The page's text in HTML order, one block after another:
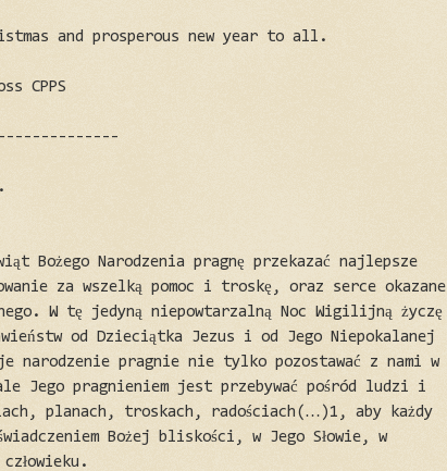
and prosperous new year to all.
CPPS
Bożego Narodzenia pragnę przekazać najlepsze
za wszelką pomoc i troskę, oraz serce okazane
W tę jedyną niepowtarzalną Noc Wigilijną życzę
od Dzieciątka Jezus i od Jego Niepokalanej
narodzenie pragnie nie tylko pozostawać z nami w
Jego pragnieniem jest przebywać pośród ludzi i
planach, troskach, radościach(…)1, aby każdy
Bożej bliskości, w Jego Słowie, w